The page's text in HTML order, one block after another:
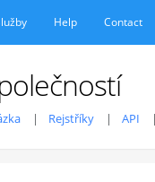
Help Contact
Rejstříky API